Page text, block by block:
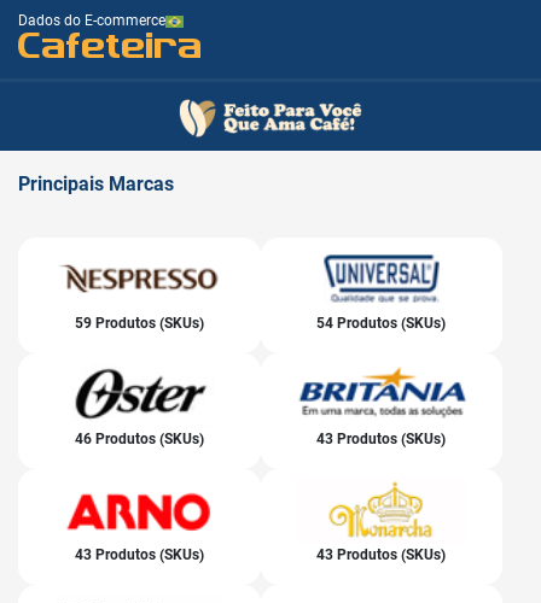
Dados do E-commerce
Cafeteira
Principais Marcas
59 Produtos (SKUs) 54 Produtos (SKUs)
46 Produtos (SKUs) 43 Produtos (SKUs)
43 Produtos (SKUs) 43 Produtos (SKUs)